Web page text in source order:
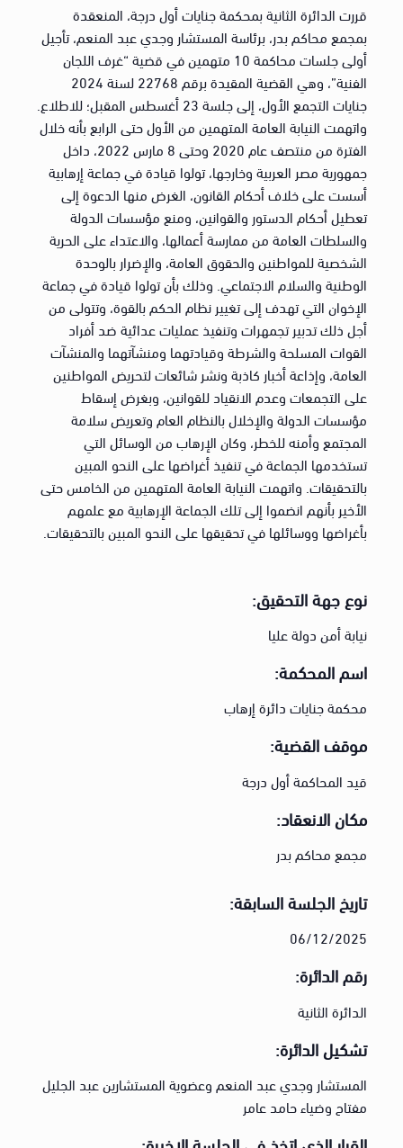
قررت الدائرة الثانية بمحكمة جنايات أول درجة، المنعقدة
بمجمع محاكم بدر، برئاسة المستشار وجدي عبد المنعم، تأجيل
أولى جلسات محاكمة 10 متهمين في قضية “غرف اللجان
الفنية”، وهي القضية المقيدة برقم 22768 لسنة 2024
جنايات التجمع الأول، إلى جلسة 23 أغسطس المقبل؛ للاطلاع.
واتهمت النيابة العامة المتهمين من الأول حتى الرابع بأنه خلال
الفترة من منتصف عام 2020 وحتى 8 مارس 2022، داخل
جمهورية مصر العربية وخارجها، تولوا قيادة في جماعة إرهابية
أسست على خلاف أحكام القانون، الغرض منها الدعوة إلى
تعطيل أحكام الدستور والقوانين، ومنع مؤسسات الدولة
والسلطات العامة من ممارسة أعمالها، والاعتداء على الحرية
الشخصية للمواطنين والحقوق العامة، والإضرار بالوحدة
الوطنية والسلام الاجتماعي. وذلك بأن تولوا قيادة في جماعة
الإخوان التي تهدف إلى تغيير نظام الحكم بالقوة، وتتولى من
أجل ذلك تدبير تجمهرات وتنفيذ عمليات عدائية ضد أفراد
القوات المسلحة والشرطة وقيادتهما ومنشآتهما والمنشآت
العامة، وإذاعة أخبار كاذبة ونشر شائعات لتحريض المواطنين
على التجمعات وعدم الانقياد للقوانين، وبغرض إسقاط
مؤسسات الدولة والإخلال بالنظام العام وتعريض سلامة
المجتمع وأمنه للخطر، وكان الإرهاب من الوسائل التي
تستخدمها الجماعة في تنفيذ أغراضها على النحو المبين
بالتحقيقات. واتهمت النيابة العامة المتهمين من الخامس حتى
الأخير بأنهم انضموا إلى تلك الجماعة الإرهابية مع علمهم
بأغراضها ووسائلها في تحقيقها على النحو المبين بالتحقيقات.
نوع جهة التحقيق:
نيابة أمن دولة عليا
اسم المحكمة:
محكمة جنايات دائرة إرهاب
موقف القضية:
قيد المحاكمة أول درجة
مكان الانعقاد:
مجمع محاكم بدر
تاريخ الجلسة السابقة:
06/12/2025
رقم الدائرة:
الدائرة الثانية
تشكيل الدائرة:
المستشار وجدي عبد المنعم وعضوية المستشارين عبد الجليل
مفتاح وضياء حامد عامر